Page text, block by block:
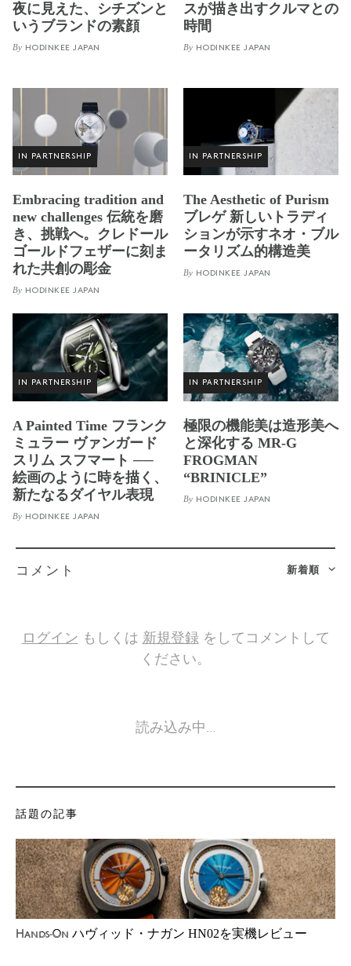
夜に見えた、シチズンと
いうブランドの素顔
By HODINKEE JAPAN
スが描き出すクルマとの
時間
By HODINKEE JAPAN
IN PARTNERSHIP
Embracing tradition and
new challenges 伝統を磨
き、挑戦へ。クレドール
ゴールドフェザーに刻ま
れた共創の彫金
By HODINKEE JAPAN
IN PARTNERSHIP
The Aesthetic of Purism
ブレゲ 新しいトラディ
ションが示すネオ・ブル
ータリズム的構造美
By HODINKEE JAPAN
IN PARTNERSHIP
A Painted Time フランク
ミュラー ヴァンガード
スリム スフマート ──
絵画のように時を描く、
新たなるダイヤル表現
By HODINKEE JAPAN
IN PARTNERSHIP
極限の機能美は造形美へ
と深化する MR-G
FROGMAN
“BRINICLE”
By HODINKEE JAPAN
新着順
コメント
ログイン もしくは 新規登録をしてコメントして
ください。
読み込み中…
話題の記事
Hands-On ハヴィッド・ナガン HN02を実機レビュー